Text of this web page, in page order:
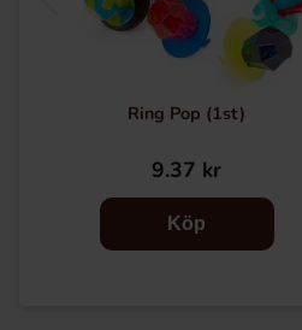
Ring Pop (1st)
9.37 kr
Köp